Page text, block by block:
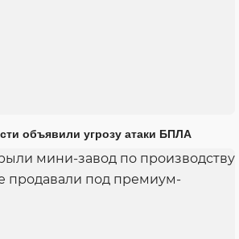
объявили угрозу атаки БПЛА